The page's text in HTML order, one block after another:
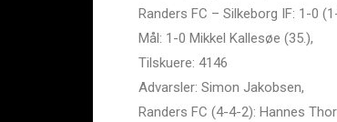
Randers FC – Silkeborg IF: 1-0
Mål: 1-0 Mikkel Kallesøe (35.),
Tilskuere: 4146
Advarsler: Simon Jakobsen,
Randers FC (4-4-2): Hannes